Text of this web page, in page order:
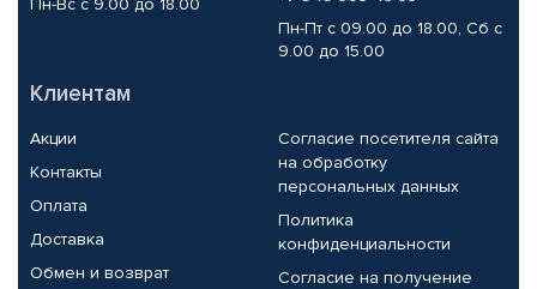
Пн-Пт с 09.00 до 18.00, Сб с
9.00 до 15.00
Клиентам
Акции
Контакты
Оплата
Доставка
Обмен и возврат
Согласие посетителя сайта
на обработку
персональных данных
Политика
конфиденциальности
Согласие на получение